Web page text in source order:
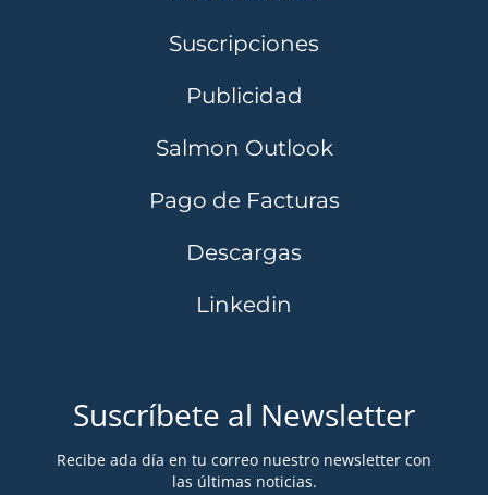
Suscripciones
Publicidad
Salmon Outlook
Pago de Facturas
Descargas
Linkedin
Suscríbete al Newsletter
Recibe ada día en tu correo nuestro newsletter con
las últimas noticias.